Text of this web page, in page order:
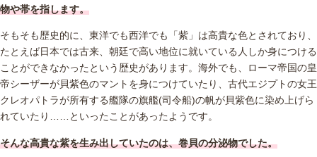
物や帯を指します。
そもそも歴史的に、東洋でも西洋でも「紫」は高貴な色とされており、
たとえば日本では古来、朝廷で高い地位に就いている人しか身につける
ことができなかったという歴史があります。海外でも、ローマ帝国の皇
帝シーザーが貝紫色のマントを身につけていたり、古代エジプトの女王
クレオパトラが所有する艦隊の旗艦(司令船)の帆が貝紫色に染め上げら
れていたり……といったことがあったようです。
そんな高貴な紫を生み出していたのは、巻貝の分泌物でした。